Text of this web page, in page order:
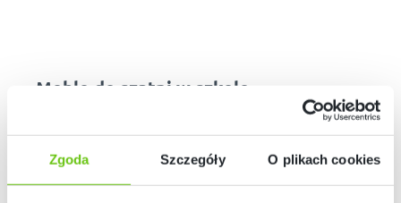
Zgoda Szczegóły O plikach cookies
Meble do szatni w szkole
Odpowiednie wyposażenie poszczególnych sal w szkole jest
poniekąd gwarancją jej sukcesu. Niezwykle istotne jest to,